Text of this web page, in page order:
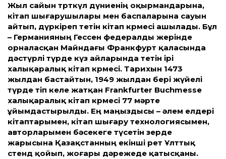
Жыл сайын төрткүл дүниенің оқырмандарына,
кітап шығарушылары мен баспаларына сауын
айтып, дүркіреп өтетін кітап көрмесі ашылады. Бұл
– Германияның Гессен федералды жерінде
орналасқан Майн­дағы Франкфурт қаласында
дәстүрлі түрде күз айларында өтетін ірі
халықаралық кітап көрмесі. Тарихын 1473
жылдан бастайтын, 1949 жылдан бері жүйелі
түрде өтіп келе жатқан Frankfurter Buchmesse
халықаралық кітап көрмесі 77 мәрте
ұйымдастырылды. Ең маңыздысы – әлем елдері
кітаптарымен, кітап шығару технологиясымен,
авторларымен бәсекеге түсетін зерде
жарысына Қазақстанның екінші рет Ұлттық
стенд қойып, жоғары дәрежеде қатысқаны.